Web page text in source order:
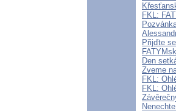
FKL:
Přijďte
Den
Zveme
FKL:
FKL: